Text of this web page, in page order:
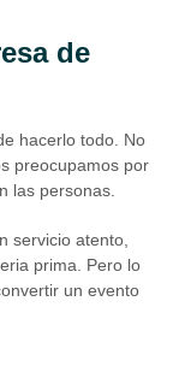
de
hacerlo todo. No
preocupamos por
las personas.
servicio atento,
prima. Pero lo
un evento